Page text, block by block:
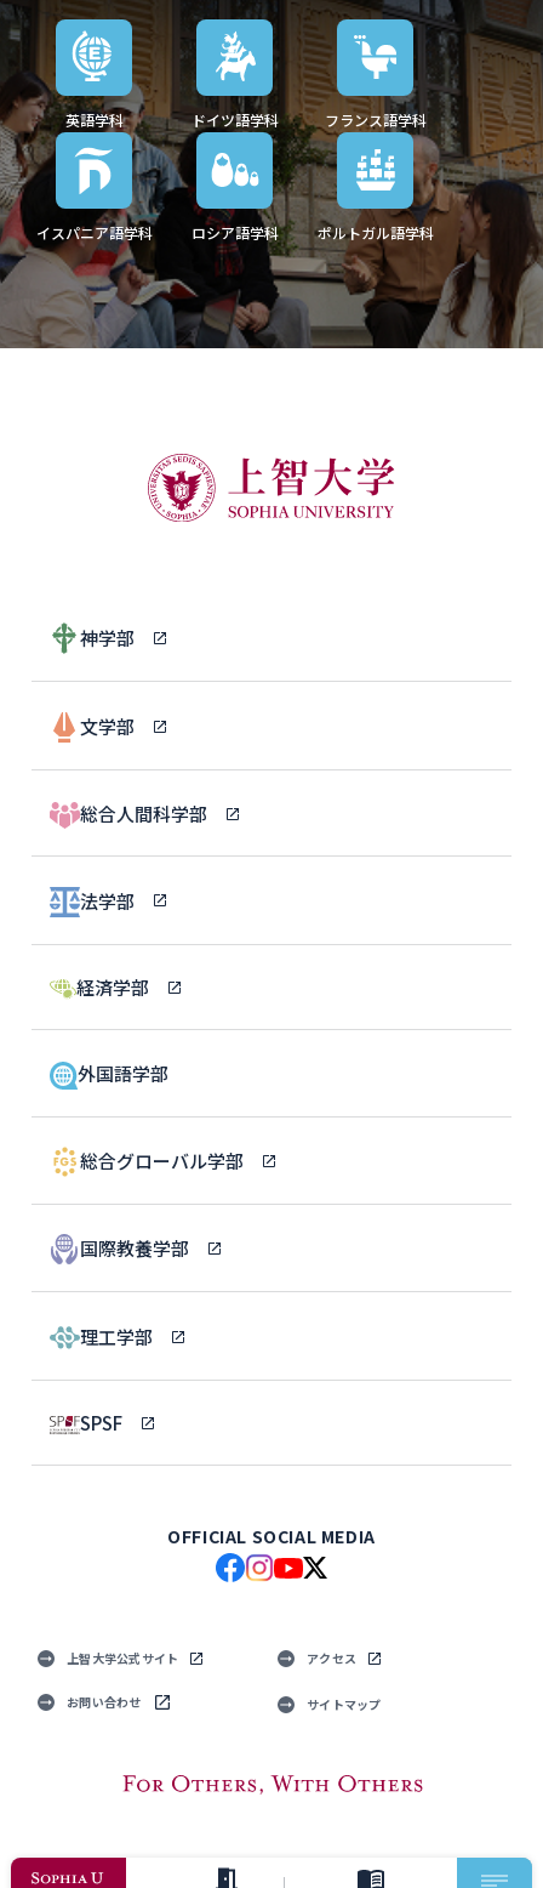
英語学科 ドイツ語学科 フランス語学科
イスパニア語学科 ロシア語学科 ポルトガル語学科
神学部
文学部
総合人間科学部
法学部
経済学部
外国語学部
総合グローバル学部
国際教養学部
理工学部
SPSF
OFFICIAL SOCIAL MEDIA
上智大学公式サイト アクセス
お問い合わせ サイトマップ